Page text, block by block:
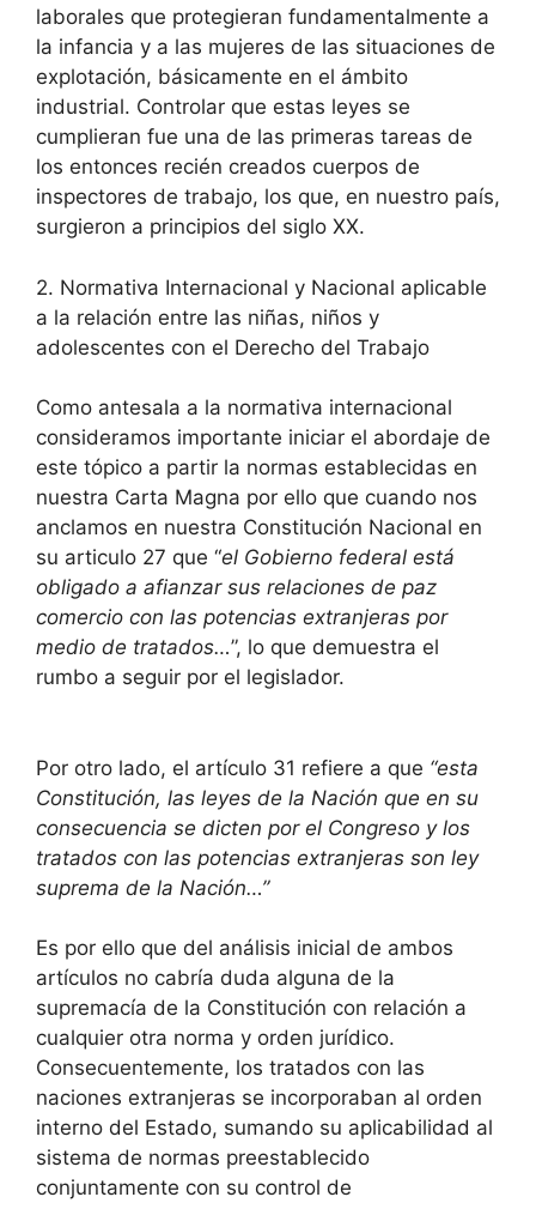
laborales que protegieran fundamentalmente a
la infancia y a las mujeres de las situaciones de
explotación, básicamente en el ámbito
industrial. Controlar que estas leyes se
cumplieran fue una de las primeras tareas de
los entonces recién creados cuerpos de
inspectores de trabajo, los que, en nuestro país,
surgieron a principios del siglo XX.
2. Normativa Internacional y Nacional aplicable
a la relación entre las niñas, niños y
adolescentes con el Derecho del Trabajo
Como antesala a la normativa internacional
consideramos importante iniciar el abordaje de
este tópico a partir la normas establecidas en
nuestra Carta Magna por ello que cuando nos
anclamos en nuestra Constitución Nacional en
su articulo 27 que “el Gobierno federal está
obligado a afianzar sus relaciones de paz
comercio con las potencias extranjeras por
medio de tratados…”, lo que demuestra el
rumbo a seguir por el legislador.
Por otro lado, el artículo 31 refiere a que “esta
Constitución, las leyes de la Nación que en su
consecuencia se dicten por el Congreso y los
tratados con las potencias extranjeras son ley
suprema de la Nación…”
Es por ello que del análisis inicial de ambos
artículos no cabría duda alguna de la
supremacía de la Constitución con relación a
cualquier otra norma y orden jurídico.
Consecuentemente, los tratados con las
naciones extranjeras se incorporaban al orden
interno del Estado, sumando su aplicabilidad al
sistema de normas preestablecido
conjuntamente con su control de